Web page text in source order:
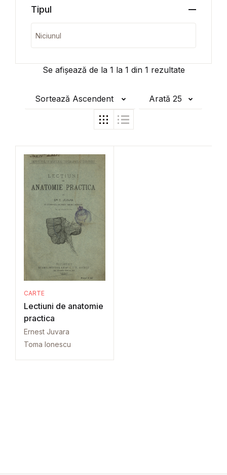
Se afișează de la 1 la 1 din 1 rezultate
Sortează Ascendent Arată 25
CARTE
Lectiuni de anatomie
practica
Ernest Juvara
Toma Ionescu
Tipul